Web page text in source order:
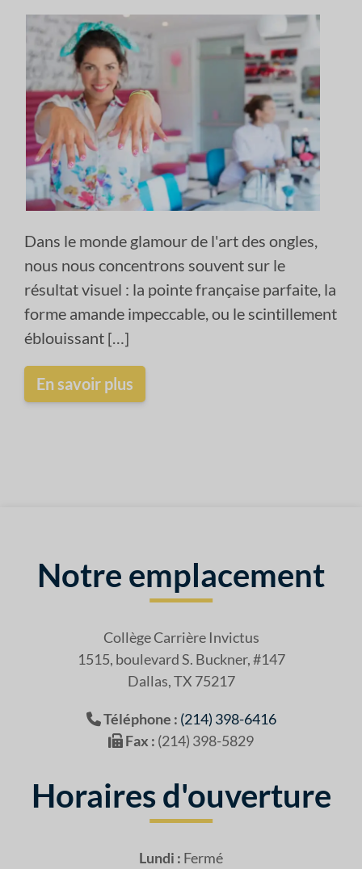
Dans le monde glamour de l'art des ongles,
nous nous concentrons souvent sur le
résultat visuel : la pointe française parfaite, la
forme amande impeccable, ou le scintillement
éblouissant […]
En savoir plus
Notre emplacement
Collège Carrière Invictus
1515, boulevard S. Buckner, #147
Dallas, TX 75217
Téléphone : (214) 398-6416
Fax : (214) 398-5829
Horaires d'ouverture
Lundi : Fermé